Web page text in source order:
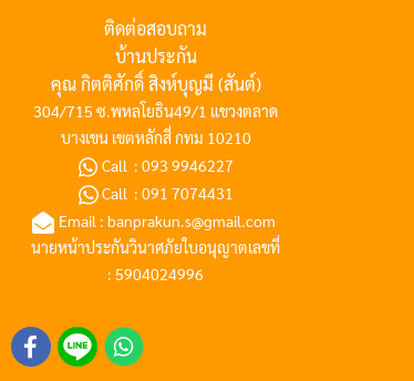
ติดต่อสอบถาม
บ้านประกัน
คุณ กิตติศักดิ์ สิงห์บุญมี (สันต์)
304/715 ซ.พหลโยธิน49/1 แขวงตลาด
บางเขน เขตหลักสี่ กทม 10210
Call : 093 9946227
Call : 091 7074431
Email : banprakun.s@gmail.com
นายหน้าประกันวินาศภัยใบอนุญาตเลขที่
: 5904024996